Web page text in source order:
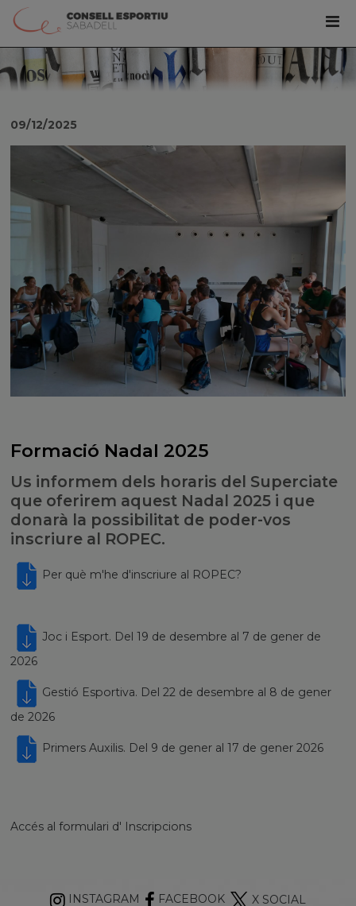
Formació Nadal 2025
Us informem dels horaris del Superciate
que oferirem aquest Nadal 2025 i que
donarà la possibilitat de poder-vos
inscriure al ROPEC.
09/12/2025
Per què m'he d'inscriure al ROPEC?
Joc i Esport. Del 19 de desembre al 7 de gener de
2026
Gestió Esportiva. Del 22 de desembre al 8 de gener
de 2026
Primers Auxilis. Del 9 de gener al 17 de gener 2026
Accés al formulari d' Inscripcions
INSTAGRAM FACEBOOK
X SOCIAL